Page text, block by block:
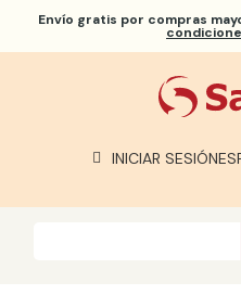
Envío gratis por compras
INICIAR SESIÓN